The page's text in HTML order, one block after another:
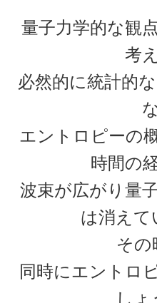
E・W
【アメリカで稀
に関する事
F・W・
【ベルリン生まれの
電導現
量子力学的な観
考
必然的に統計的
エントロピーの
時間の
波束が広がり量
は消えて
その
同時にエントロ
しょ